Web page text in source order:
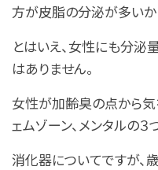
方が皮脂の分泌が多いか
とはいえ、女性にも分泌
はありません。
女性が加齢臭の点から気
ェムゾーン、メンタルの３
消化器についてですが、